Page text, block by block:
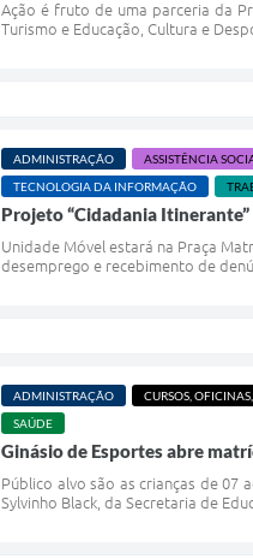
Ação é fruto de uma parceria da
Turismo e Educação, Cultura e
ADMINISTRAÇÃO ASSISTÊNCIA
TECNOLOGIA DA INFORMAÇÃO
Projeto “Cidadania
Unidade Móvel estará na Praça
desemprego e recebimento de
ADMINISTRAÇÃO CURSOS, OFICINAS,
SAÚDE
Ginásio de Esportes abre
Público alvo são as crianças de
Sylvinho Black, da Secretaria de